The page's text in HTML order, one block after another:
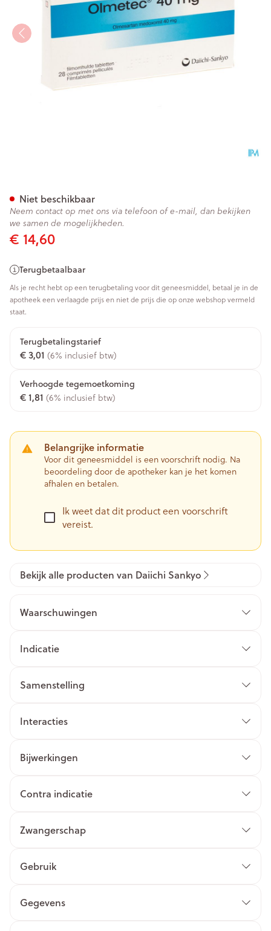
€ 14,60
Terugbetaalbaar
Als je recht hebt op een terugbetaling voor dit geneesmiddel, betaal je in de
apotheek een verlaagde prijs en niet de prijs die op onze webshop vermeld
staat.
Terugbetalingstarief
€ 3,01 (6% inclusief btw)
Verhoogde tegemoetkoming
€ 1,81 (6% inclusief btw)
Belangrijke informatie
Voor dit geneesmiddel is een voorschrift nodig. Na
beoordeling door de apotheker kan je het komen
afhalen en betalen.
Ik weet dat dit product een voorschrift
vereist.
Niet beschikbaar
Neem contact op met ons via telefoon of e-mail, dan bekijken
we samen de mogelijkheden.
Bekijk alle producten van Daiichi Sankyo
Waarschuwingen
Indicatie
Samenstelling
Interacties
Bijwerkingen
Contra indicatie
Zwangerschap
Gebruik
Gegevens